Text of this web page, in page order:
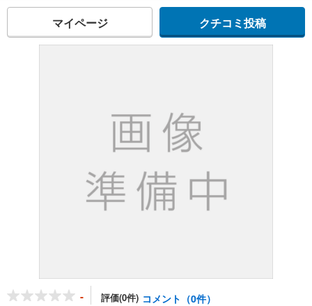
マイページ クチコミ投稿
- 評価(0件) コメント（0件）